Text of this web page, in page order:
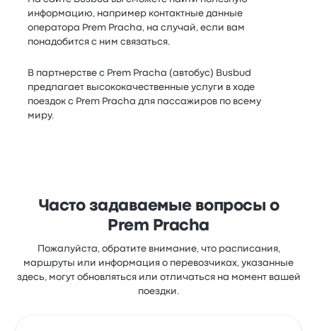
информацию, например контактные данные
оператора Prem Pracha, на случай, если вам
понадобится с ним связаться.
В партнерстве с Prem Pracha (автобус) Busbud
предлагает высококачественные услуги в ходе
поездок с Prem Pracha для пассажиров по всему
миру.
Часто задаваемые вопросы о
Prem Pracha
Пожалуйста, обратите внимание, что расписания,
маршруты или информация о перевозчиках, указанные
здесь, могут обновляться или отличаться на момент вашей
поездки.